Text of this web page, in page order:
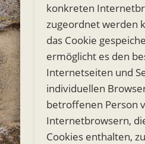
konkreten
zugeordnet werden
das Cookie
ermöglicht es den
Internetseiten und
individuellen
betroffenen Person
Internetbrowsern,
Cookies enthalten,